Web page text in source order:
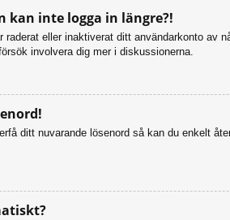
kan inte logga in längre?!
raderat eller inaktiverat ditt användarkonto
involvera dig mer i diskussionerna.
ditt nuvarande lösenord så kan du enkelt